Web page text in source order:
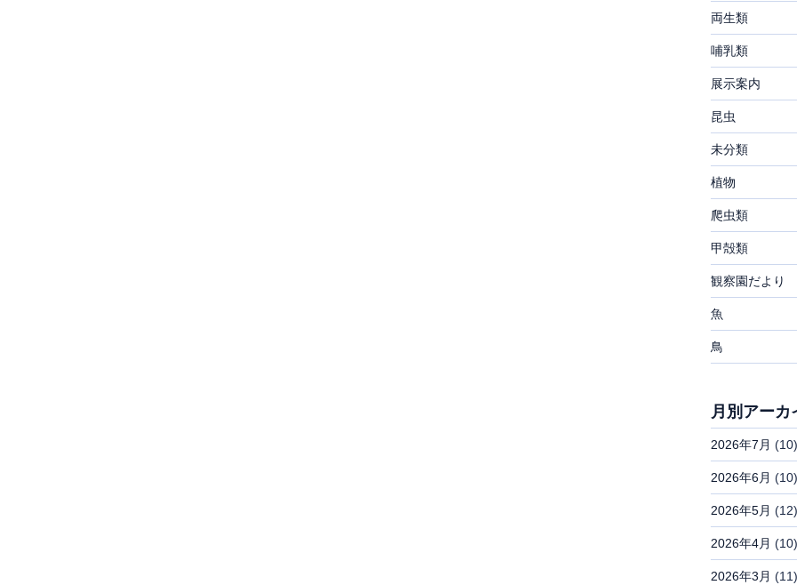
両生類
哺乳類
展示案内
昆虫
未分類
植物
爬虫類
甲殻類
観察園だより
魚
鳥
月別アーカ
2026年7月 (10)
2026年6月 (10)
2026年5月 (12)
2026年4月 (10)
2026年3月 (11)